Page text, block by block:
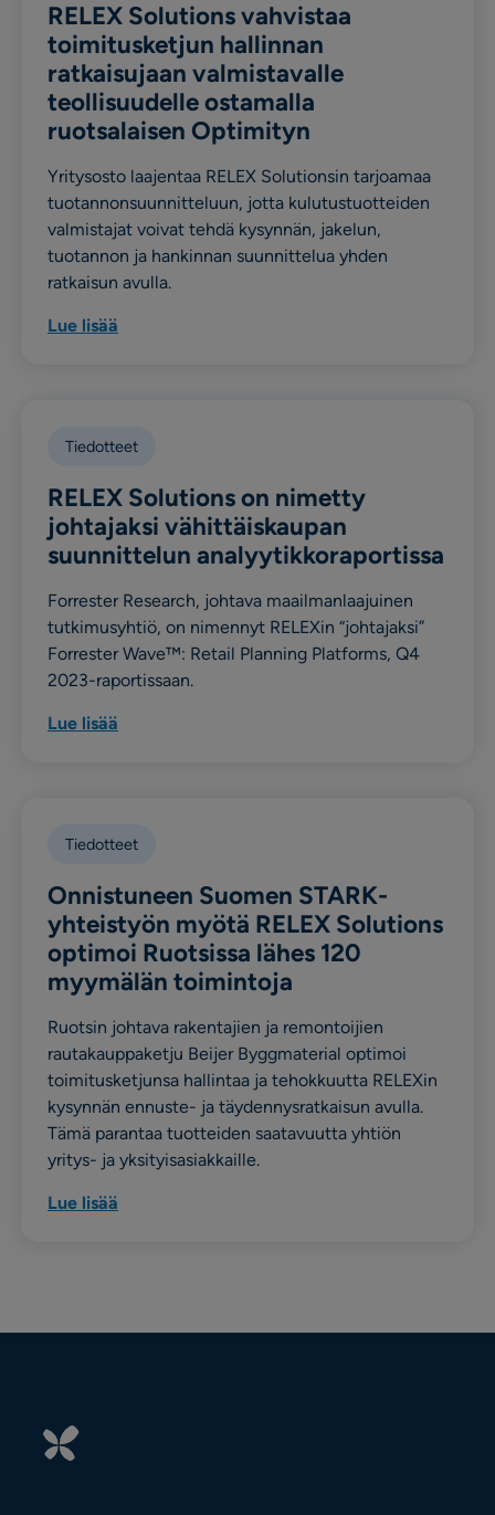
RELEX Solutions vahvistaa
toimitusketjun hallinnan
ratkaisujaan valmistavalle
teollisuudelle ostamalla
ruotsalaisen Optimityn
Yritysosto laajentaa RELEX Solutionsin tarjoamaa
tuotannonsuunnitteluun, jotta kulutustuotteiden
valmistajat voivat tehdä kysynnän, jakelun,
tuotannon ja hankinnan suunnittelua yhden
ratkaisun avulla.
Lue lisää
Tiedotteet
RELEX Solutions on nimetty
johtajaksi vähittäiskaupan
suunnittelun analyytikkoraportissa
Forrester Research, johtava maailmanlaajuinen
tutkimusyhtiö, on nimennyt RELEXin “johtajaksi”
Forrester Wave™: Retail Planning Platforms, Q4
2023-raportissaan.
Lue lisää
Tiedotteet
Onnistuneen Suomen STARK-
yhteistyön myötä RELEX Solutions
optimoi Ruotsissa lähes 120
myymälän toimintoja
Ruotsin johtava rakentajien ja remontoijien
rautakauppaketju Beijer Byggmaterial optimoi
toimitusketjunsa hallintaa ja tehokkuutta RELEXin
kysynnän ennuste- ja täydennysratkaisun avulla.
Tämä parantaa tuotteiden saatavuutta yhtiön
yritys- ja yksityisasiakkaille.
Lue lisää